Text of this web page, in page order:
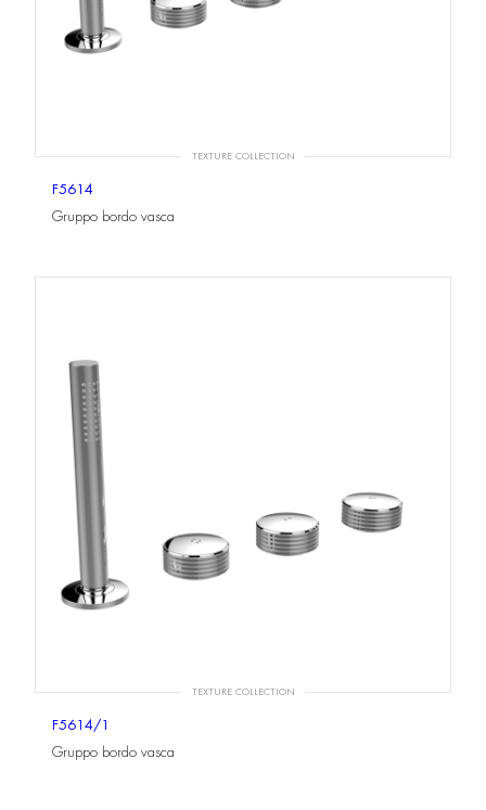
TEXTURE COLLECTION
F5614
Gruppo bordo vasca
TEXTURE COLLECTION
F5614/1
Gruppo bordo vasca